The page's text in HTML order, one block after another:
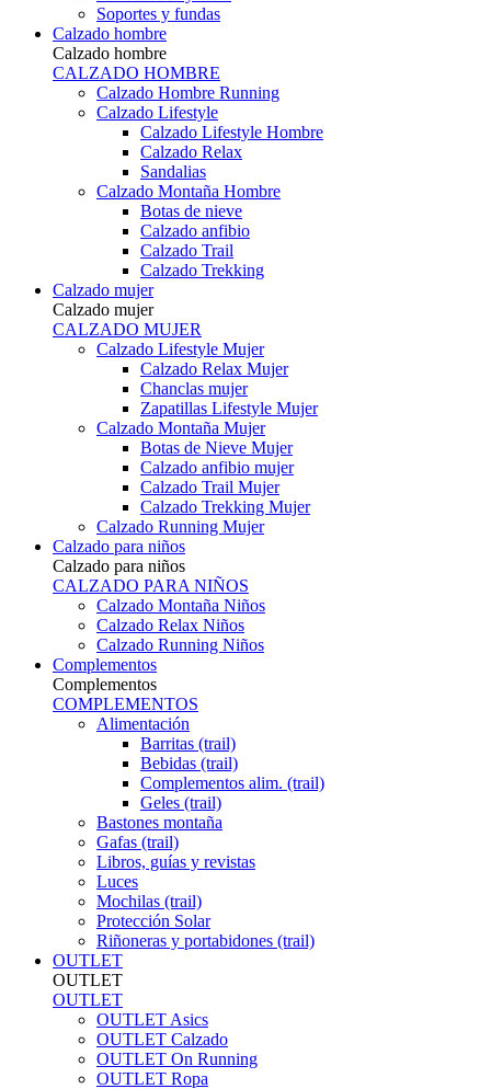
Soportes y fundas
Calzado hombre
Calzado hombre
CALZADO HOMBRE
Calzado Hombre Running
Calzado Lifestyle
Calzado Lifestyle Hombre
Calzado Relax
Sandalias
Calzado Montaña Hombre
Botas de nieve
Calzado anfibio
Calzado Trail
Calzado Trekking
Calzado mujer
Calzado mujer
CALZADO MUJER
Calzado Lifestyle Mujer
Calzado Relax Mujer
Chanclas mujer
Zapatillas Lifestyle Mujer
Calzado Montaña Mujer
Botas de Nieve Mujer
Calzado anfibio mujer
Calzado Trail Mujer
Calzado Trekking Mujer
Calzado Running Mujer
Calzado para niños
Calzado para niños
CALZADO PARA NIÑOS
Calzado Montaña Niños
Calzado Relax Niños
Calzado Running Niños
Complementos
Complementos
COMPLEMENTOS
Alimentación
Barritas (trail)
Bebidas (trail)
Complementos alim. (trail)
Geles (trail)
Bastones montaña
Gafas (trail)
Libros, guías y revistas
Luces
Mochilas (trail)
Protección Solar
Riñoneras y portabidones (trail)
OUTLET
OUTLET
OUTLET
OUTLET Asics
OUTLET Calzado
OUTLET On Running
OUTLET Ropa